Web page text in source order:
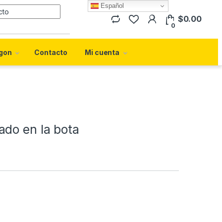
Search for:
0
$0.00
Contacto Mi cuenta
en la bota
Español